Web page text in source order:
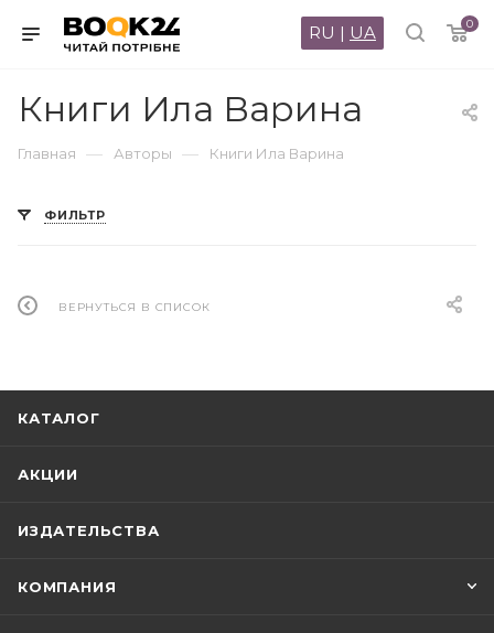
0
RU | UA
Книги Ила Варина
Главная — Авторы — Книги Ила Варина
ФИЛЬТР
ВЕРНУТЬСЯ В СПИСОК
КАТАЛОГ
АКЦИИ
ИЗДАТЕЛЬСТВА
КОМПАНИЯ